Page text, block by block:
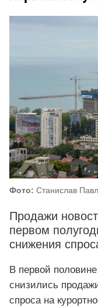
Фото: Станислав
Продажи
первом
снижения
В первой
снизились
спроса на